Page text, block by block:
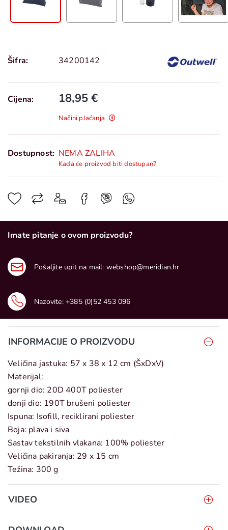
Šifra: 34200142
Cijena: 18,95 €
Načini plaćanja
Dostupnost: NEMA ZALIHA
Kada će proizvod biti dostupan?
Imate pitanje o ovom proizvodu?
Pošaljite upit na mail: webshop@meridian.hr
Nazovite: +385 (0)52 453 096
INFORMACIJE O PROIZVODU
Veličina jastuka: 57 x 38 x 12 cm (ŠxDxV)
Materijal:
gornji dio: 20D 400T poliester
donji dio: 190T brušeni poliester
Ispuna: Isofill, reciklirani poliester
Boja: plava i siva
Sastav tekstilnih vlakana: 100% poliester
Veličina pakiranja: 29 x 15 cm
Težina: 300 g
VIDEO